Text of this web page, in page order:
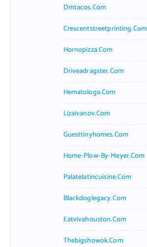
Dmtacos.com
Crescentstreetprinting.com
Hornopizza.com
Driveadragster.com
Hematologa.com
Lizaivanov.com
Guesttinyhomes.com
Home-Plow-By-Meyer.com
Palatelatincuisine.com
Blackdoglegacy.com
Eatvivahouston.com
Thebigshowok.com